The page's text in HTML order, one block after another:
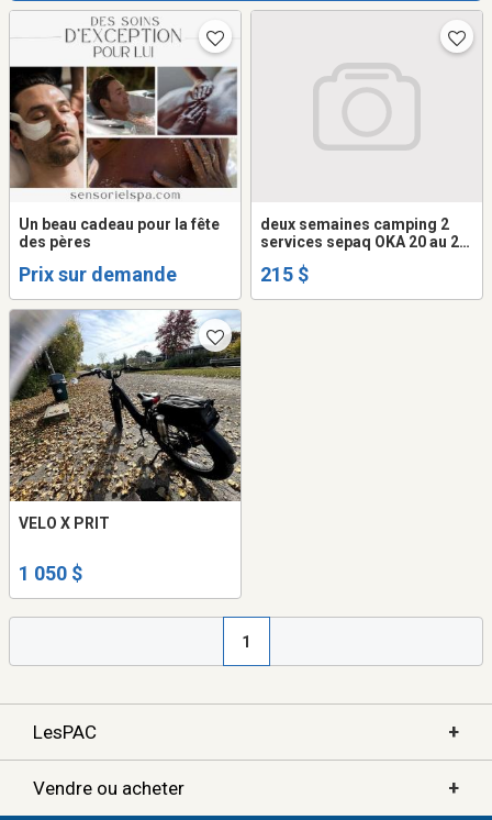
Un beau cadeau pour la fête
des pères
Prix sur demande
deux semaines camping 2
services sepaq OKA 20 au 26
215 $
VELO X PRIT
1 050 $
1
LesPAC +
Vendre ou acheter +